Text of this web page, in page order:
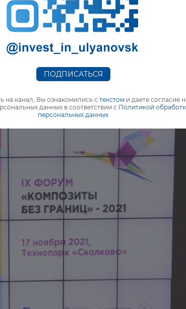
три года по МС-21 выйти на
- корпорацией «Иркут», до 72 комплектов
ПОДПИСАТЬСЯ
на канал, Вы ознакомились с текстом и даете согласие
данных в соответствии с Политикой
персональных данных